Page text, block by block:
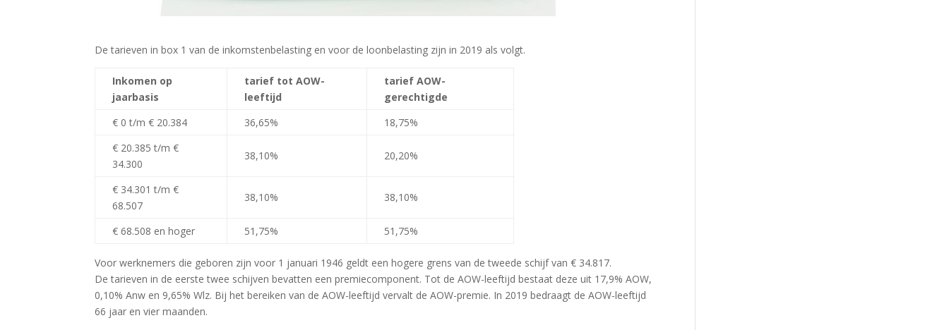
De tarieven in box 1 van de inkomstenbelasting en voor de loonbelasting zijn in 2019 als volgt.
Inkomen op
jaarbasis
tarief tot AOW-
leeftijd
tarief AOW-
gerechtigde
€ 0 t/m € 20.384
36,65%
18,75%
€ 20.385 t/m €
34.300
38,10% 20,20%
€ 34.301 t/m €
68.507
38,10% 38,10%
€ 68.508 en hoger 51,75% 51,75%
Voor werknemers die geboren zijn voor 1 januari 1946 geldt een hogere grens van de tweede schijf van € 34.817.
De tarieven in de eerste twee schijven bevatten een premiecomponent. Tot de AOW-leeftijd bestaat deze uit 17,9% AOW,
0,10% Anw en 9,65% Wlz. Bij het bereiken van de AOW-leeftijd vervalt de AOW-premie. In 2019 bedraagt de AOW-leeftijd
66 jaar en vier maanden.